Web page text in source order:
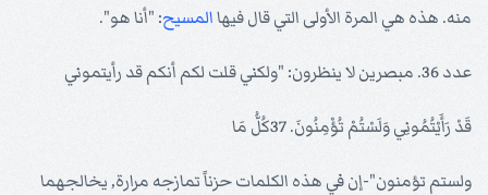
منه. هذه هي المرة الأولى التي قال فيهاالمسيح: "أنا هو".
عدد 36. مبصرين لا ينظرون: "ولكني قلت لكم أنكم قد رأيتموني
قَدْ رَأَيْتُمُونِي وَلَسْتُمْ تُؤْمِنُونَ. 37كُلُّ مَا
ولستم تؤمنون"-إن في هذه الكلمات حزناً تمازجه مرارة, يخالجهما